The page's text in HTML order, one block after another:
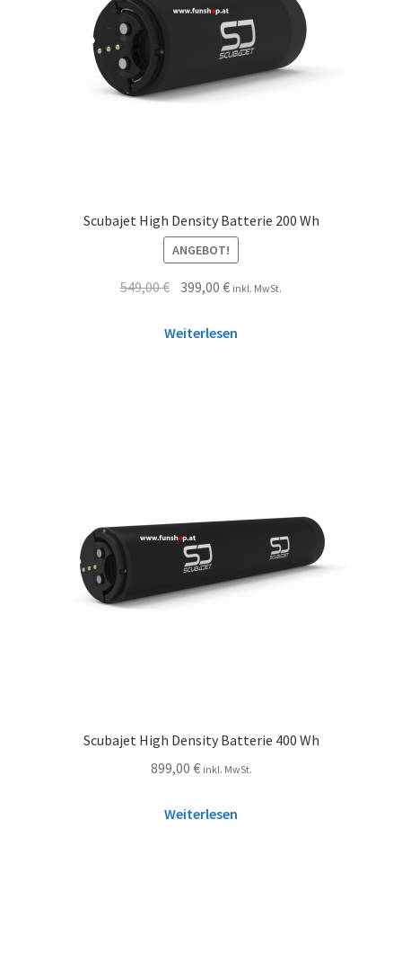
Scubajet High Density Batterie 200 Wh
ANGEBOT!
549,00€ 399,00€ inkl. MwSt.
Weiterlesen
Scubajet High Density Batterie 400 Wh
899,00 € inkl. MwSt.
Weiterlesen